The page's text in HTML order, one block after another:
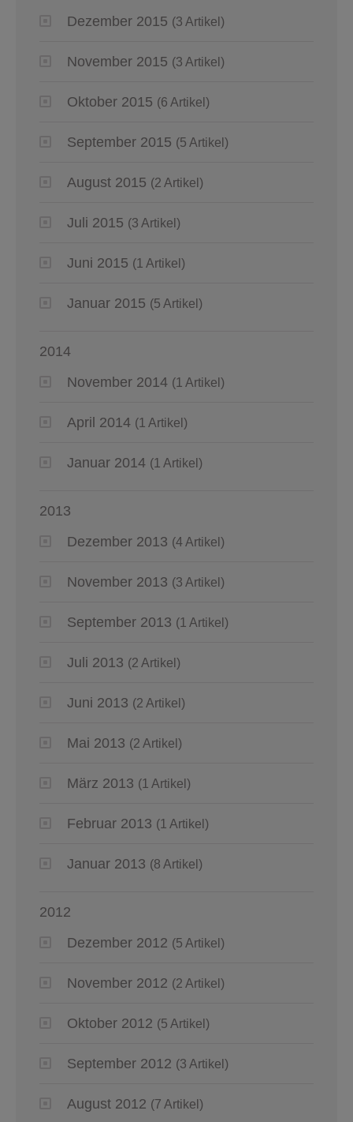
Dezember 2015 (3 Artikel)
November 2015 (3 Artikel)
Oktober 2015 (6 Artikel)
September 2015 (5 Artikel)
August 2015 (2 Artikel)
Juli 2015 (3 Artikel)
Juni 2015 (1 Artikel)
Januar 2015 (5 Artikel)
2014
November 2014 (1 Artikel)
April 2014 (1 Artikel)
Januar 2014 (1 Artikel)
2013
Dezember 2013 (4 Artikel)
November 2013 (3 Artikel)
September 2013 (1 Artikel)
Juli 2013 (2 Artikel)
Juni 2013 (2 Artikel)
Mai 2013 (2 Artikel)
März 2013 (1 Artikel)
Februar 2013 (1 Artikel)
Januar 2013 (8 Artikel)
2012
Dezember 2012 (5 Artikel)
November 2012 (2 Artikel)
Oktober 2012 (5 Artikel)
September 2012 (3 Artikel)
August 2012 (7 Artikel)